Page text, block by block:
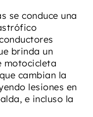
se conduce una
brinda un
motocicleta
cambian la
lesiones en
e incluso la